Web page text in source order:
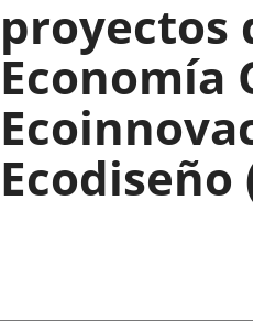
proyectos
Economía
Ecodiseño